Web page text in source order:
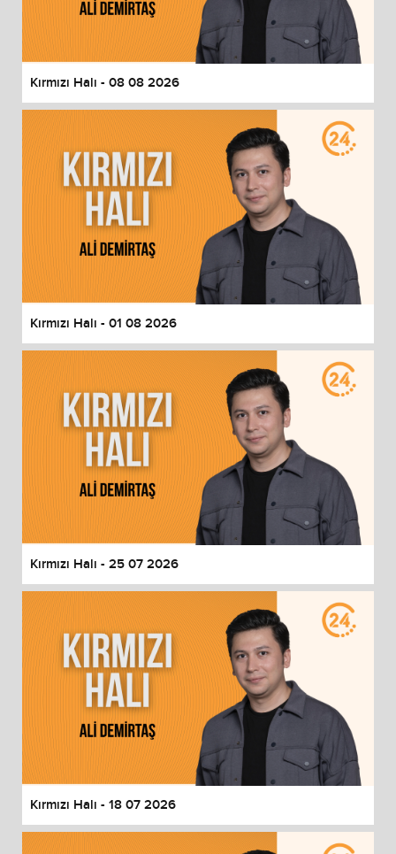
End of dialog window.
Kırmızı Halı - 08 08 2026
Kırmızı Halı - 01 08 2026
Kırmızı Halı - 25 07 2026
Kırmızı Halı - 18 07 2026